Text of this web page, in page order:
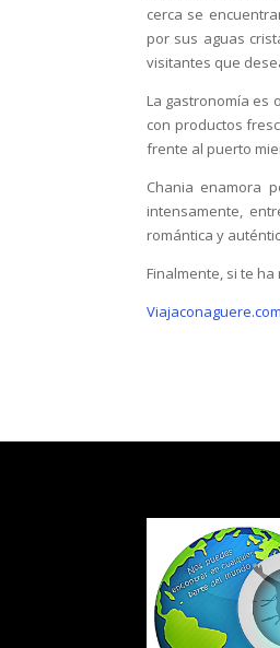
cerca se
por sus aguas
visitantes que
La gastronomía es
con productos
frente al puerto
Chania enamora
intensamente,
romántica y
Finalmente, si te
Viajaconaguere.com